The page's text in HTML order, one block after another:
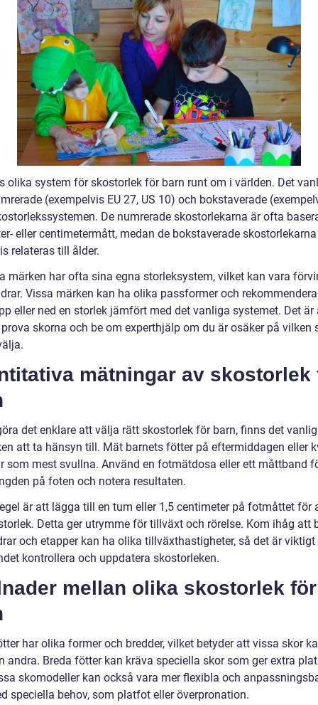
olika system för skostorlek för barn runt om i världen. Det
(exempelvis EU 27, US 10) och bokstaverade
De numrerade skostorlekarna är ofta
eller centimetermått, medan de bokstaverade skostorlekarna
relateras till ålder.
märken har ofta sina egna storleksystem, vilket kan vara
Vissa märken kan ha olika passformer och
eller ned en storlek jämfört med det vanliga systemet. Det är
skorna och be om experthjälp om du är osäker på vilken
mätningar av skostorlek
det enklare att välja rätt skostorlek för barn, finns det
att ta hänsyn till. Mät barnets fötter på eftermiddagen eller
som mest svullna. Använd en fotmätdosa eller ett måttband
på foten och notera resultaten.
är att lägga till en tum eller 1,5 centimeter på fotmåttet för
Detta ger utrymme för tillväxt och rörelse. Kom ihåg att
och etapper kan ha olika tillväxthastigheter, så det är
kontrollera och uppdatera skostorleken.
mellan olika skostorlek för
har olika former och bredder, vilket betyder att vissa skor
andra. Breda fötter kan kräva speciella skor som ger extra
skomodeller kan också vara mer flexibla och
speciella behov, som platfot eller överpronation.